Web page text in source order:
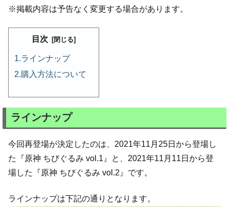
※掲載内容は予告なく変更する場合があります。
目次
ラインナップ
購入方法について
ラインナップ
今回再登場が決定したのは、2021年11月25日から登場し
た『原神 ちびぐるみ vol.1』と、2021年11月11日から登
場した『原神 ちびぐるみ vol.2』です。
ラインナップは下記の通りとなります。